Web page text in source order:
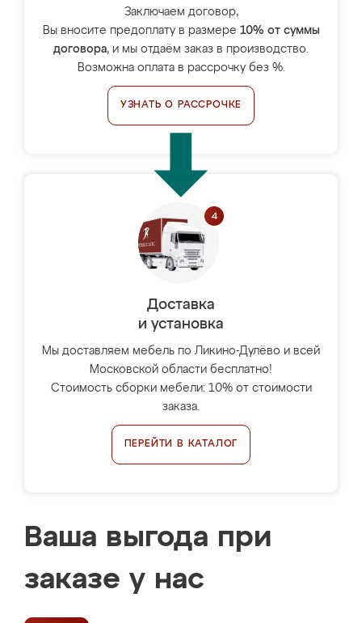
Заключаем договор,
Вы вносите предоплату в размере 10% от суммы
договора, и мы отдаём заказ в производство.
Возможна оплата в рассрочку без %.
УЗНАТЬ О РАССРОЧКЕ
Доставка
и установка
Мы доставляем мебель по Ликино-Дулёво и всей
Московской области бесплатно!
Стоимость сборки мебели: 10% от стоимости
заказа.
ПЕРЕЙТИ В КАТАЛОГ
Ваша выгода при
заказе у нас